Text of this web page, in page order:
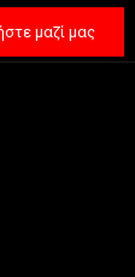
μαζί μας